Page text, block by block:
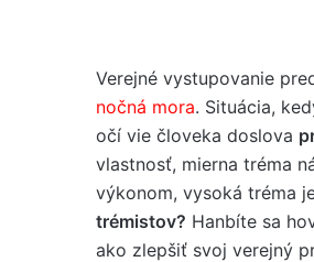
Verejné vystupovanie
nočná mora. Situácia,
očí vie človeka doslova
vlastnosť, mierna tréma
výkonom, vysoká tréma
trémistov? Hanbíte sa
ako zlepšiť svoj verejný